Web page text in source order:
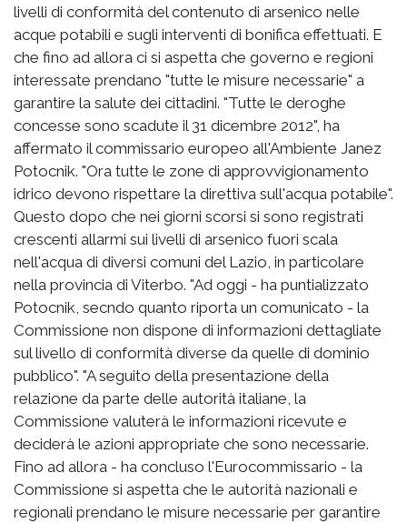
livelli di conformità del contenuto di arsenico nelle
acque potabili e sugli interventi di bonifica effettuati. E
che fino ad allora ci si aspetta che governo e regioni
interessate prendano "tutte le misure necessarie" a
garantire la salute dei cittadini. "Tutte le deroghe
concesse sono scadute il 31 dicembre 2012", ha
affermato il commissario europeo all'Ambiente Janez
Potocnik. "Ora tutte le zone di approvvigionamento
idrico devono rispettare la direttiva sull'acqua potabile".
Questo dopo che nei giorni scorsi si sono registrati
crescenti allarmi sui livelli di arsenico fuori scala
nell'acqua di diversi comuni del Lazio, in particolare
nella provincia di Viterbo. "Ad oggi - ha puntializzato
Potocnik, secndo quanto riporta un comunicato - la
Commissione non dispone di informazioni dettagliate
sul livello di conformità diverse da quelle di dominio
pubblico". "A seguito della presentazione della
relazione da parte delle autorità italiane, la
Commissione valuterà le informazioni ricevute e
deciderà le azioni appropriate che sono necessarie.
Fino ad allora - ha concluso l'Eurocommissario - la
Commissione si aspetta che le autorità nazionali e
regionali prendano le misure necessarie per garantire